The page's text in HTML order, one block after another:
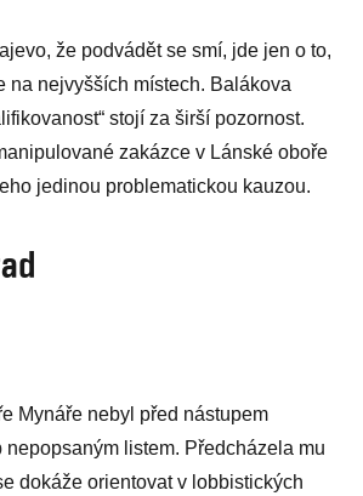
že podvádět se smí, jde jen o to,
na nejvyšších místech. Balákova
stojí za širší pozornost.
zakázce v Lánské oboře
jedinou problematickou kauzou.
Mynáře nebyl před nástupem
listem. Předcházela mu
dokáže orientovat v lobbistických